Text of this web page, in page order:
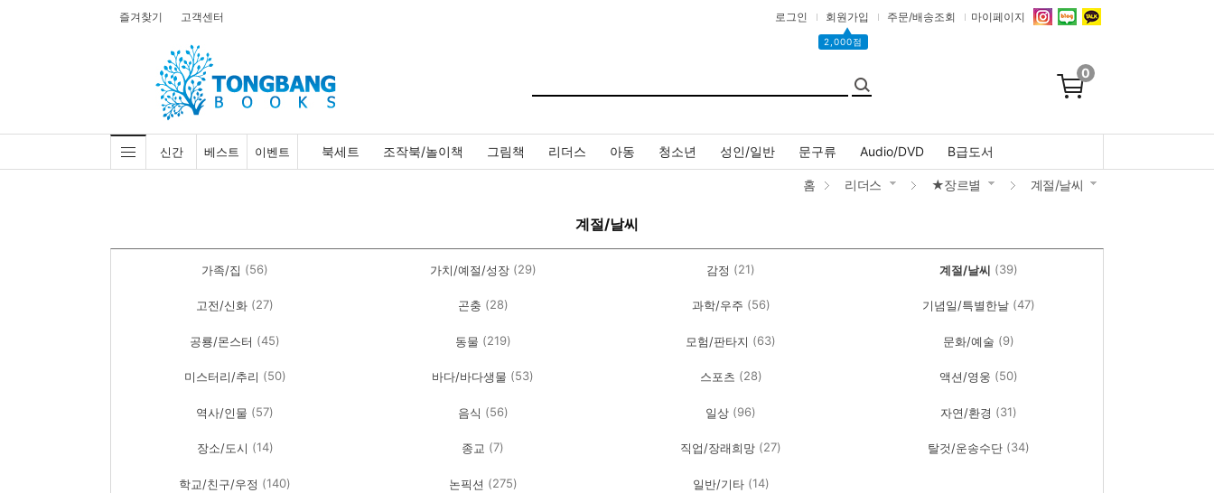
즐겨찾기 고객센터 로그인 회원가입
▲
2,000점
주문/배송조회 마이페이지
0
신간 베스트 이벤트 북세트 조작북/놀이책 그림책 리더스 아동 청소년 성인/일반 문구류 Audio/DVD B급도서
홈 리더스 ★장르별 계절/날씨
계절/날씨
가족/집 (56) 가치/예절/성장 (29) 감정 (21) 계절/날씨 (39)
고전/신화 (27) 곤충 (28) 과학/우주 (56) 기념일/특별한날 (47)
공룡/몬스터 (45) 동물 (219) 모험/판타지 (63) 문화/예술 (9)
미스터리/추리 (50) 바다/바다생물 (53) 스포츠 (28) 액션/영웅 (50)
역사/인물 (57) 음식 (56) 일상 (96) 자연/환경 (31)
장소/도시 (14) 종교 (7) 직업/장래희망 (27) 탈것/운송수단 (34)
학교/친구/우정 (140) 논픽션 (275) 일반/기타 (14)